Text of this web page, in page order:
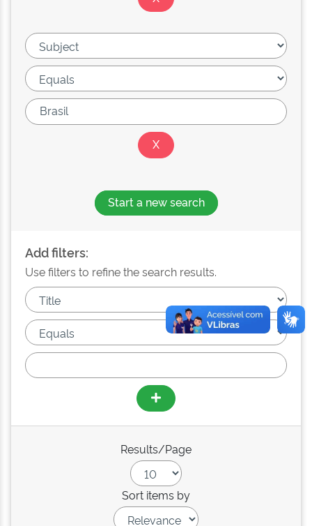
Start a new search
Add filters:
Use filters to refine the search results.
Results/Page
Sort items by